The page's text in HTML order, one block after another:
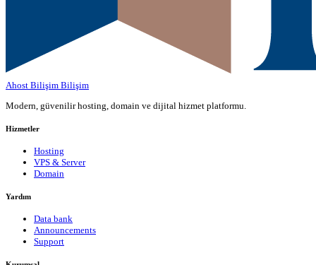
Ahost Bilişim Bilişim
Modern, güvenilir hosting, domain ve dijital hizmet platformu.
Hizmetler
Hosting
VPS & Server
Domain
Yardım
Data bank
Announcements
Support